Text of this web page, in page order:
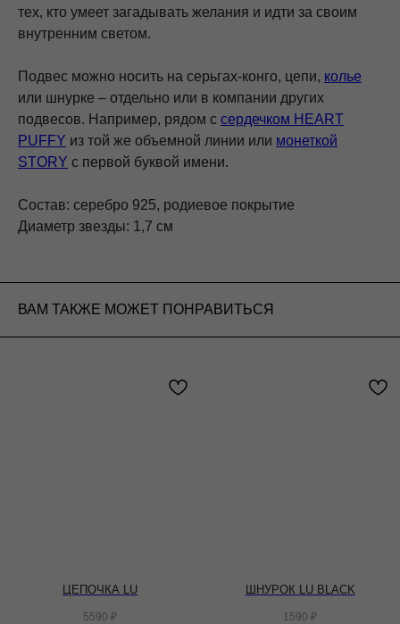
тех, кто умеет загадывать желания и идти за своим
внутренним светом.
Подвес можно носить на серьгах-конго, цепи, колье
или шнурке – отдельно или в компании других
подвесов. Например, рядом с сердечком HEART
PUFFY из той же объемной линии или монеткой
STORY с первой буквой имени.
Состав: серебро 925, родиевое покрытие
Диаметр звезды: 1,7 см
ВАМ ТАКЖЕ МОЖЕТ ПОНРАВИТЬСЯ
ЦЕПОЧКА LU
5590 ₽
ШНУРОК LU BLACK
1590 ₽